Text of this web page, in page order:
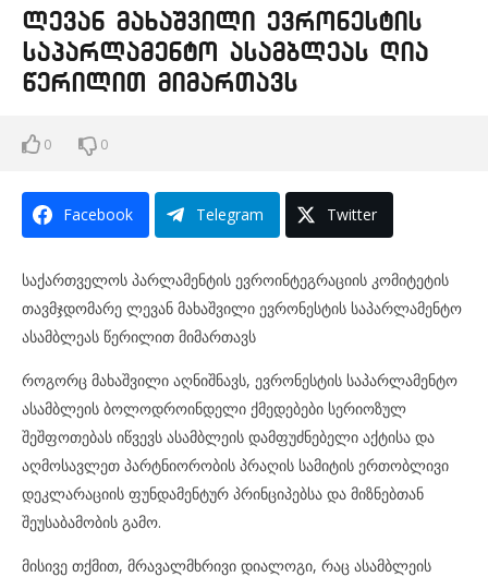
ლევან მახაშვილი ევრონესტის
საპარლამენტო ასამბლეას ღია
წერილით მიმართავს
0 0
Facebook Telegram Twitter
საქართველოს პარლამენტის ევროინტეგრაციის კომიტეტის
თავმჯდომარე ლევან მახაშვილი ევრონესტის საპარლამენტო
ასამბლეას წერილით მიმართავს
როგორც მახაშვილი აღნიშნავს, ევრონესტის საპარლამენტო
ასამბლეის ბოლოდროინდელი ქმედებები სერიოზულ
შეშფოთებას იწვევს ასამბლეის დამფუძნებელი აქტისა და
აღმოსავლეთ პარტნიორობის პრაღის სამიტის ერთობლივი
დეკლარაციის ფუნდამენტურ პრინციპებსა და მიზნებთან
შეუსაბამობის გამო.
მისივე თქმით, მრავალმხრივი დიალოგი, რაც ასამბლეის